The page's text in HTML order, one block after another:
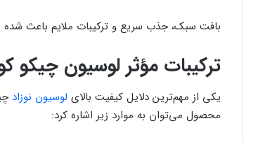
بافت سبک، جذب سریع و ترکیبات ملایم باعث شده
ترکیبات مؤثر لوسیون چیکو
یکی از مهم‌ترین دلایل کیفیت بالای لوسیون نوزاد
محصول می‌توان به موارد زیر اشاره کرد: